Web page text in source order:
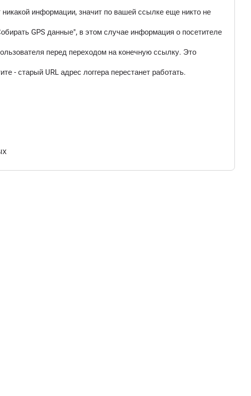
информации, значит по вашей ссылке еще никто не
GPS данные", в этом случае информация о посетителе
перед переходом на конечную ссылку. Это
- старый URL адрес логгера перестанет работать.